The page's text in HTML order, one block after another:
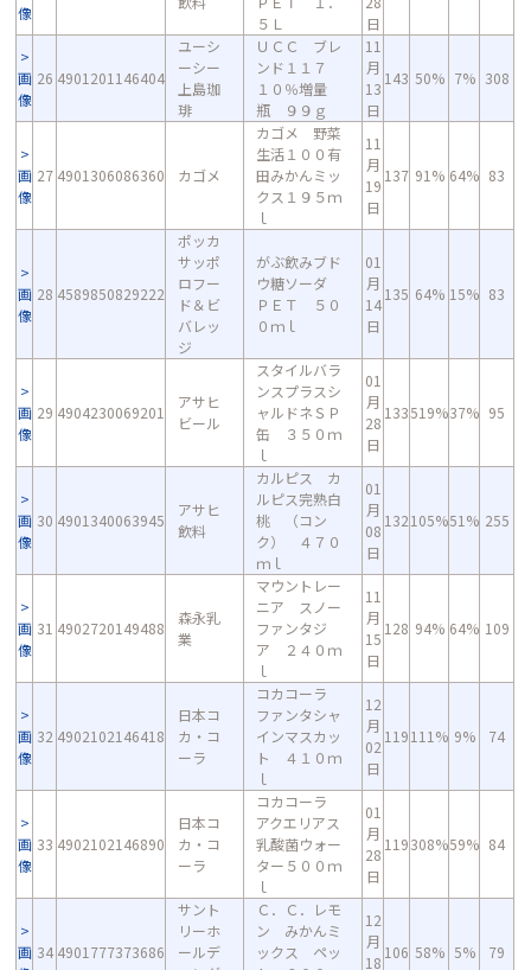
像
５Ｌ
日
画
像
26 4901201146404
ユーシ
ーシー
上島珈
琲
ＵＣＣ ブレ
ンド１１７
１０％増量
瓶 ９９ｇ
11
月
13
日
143 50% 7% 308
画
像
27 4901306086360 カゴメ
カゴメ 野菜
生活１００有
田みかんミッ
クス１９５ｍ
ｌ
11
月
19
日
137 91% 64% 83
画
像
28 4589850829222
ポッカ
サッポ
ロフー
ド＆ビ
バレッ
ジ
がぶ飲みブド
ウ糖ソーダ
ＰＥＴ ５０
０ｍｌ
01
月
14
日
135 64% 15% 83
画
像
29 4904230069201
アサヒ
ビール
スタイルバラ
ンスプラスシ
ャルドネＳＰ
缶 ３５０ｍ
ｌ
01
月
28
日
133519%37% 95
画
像
30 4901340063945
アサヒ
飲料
カルピス カ
ルピス完熟白
桃 （コン
ク） ４７０
ｍｌ
01
月
08
日
132105%51% 255
画
像
31 4902720149488
森永乳
業
マウントレー
ニア スノー
ファンタジ
ア ２４０ｍ
ｌ
11
月
15
日
128 94% 64% 109
画
像
32 4902102146418
日本コ
カ・コ
ーラ
コカコーラ
ファンタシャ
インマスカッ
ト ４１０ｍ
ｌ
12
月
02
日
119111% 9% 74
画
像
33 4902102146890
日本コ
カ・コ
ーラ
コカコーラ
アクエリアス
乳酸菌ウォー
ター５００ｍ
ｌ
01
月
28
日
119308%59% 84
画 34 4901777373686
サント
リーホ
ールデ
Ｃ．Ｃ．レモ
ン みかんミ
ックス ペッ
12
月
18
106 58% 5% 79